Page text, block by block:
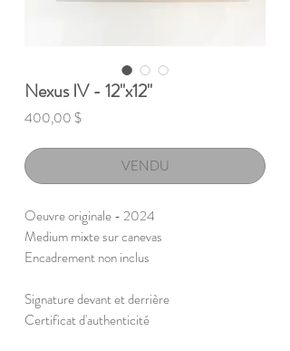
Nexus IV - 12"x12"
400,00 $Prix
VENDU
Oeuvre originale - 2024
Medium mixte sur canevas
Encadrement non inclus
Signature devant et derrière
Certificat d'authenticité